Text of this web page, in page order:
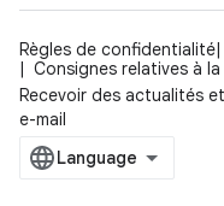
Règles de confidentialité
Consignes relatives à
Recevoir des actualités
e-mail